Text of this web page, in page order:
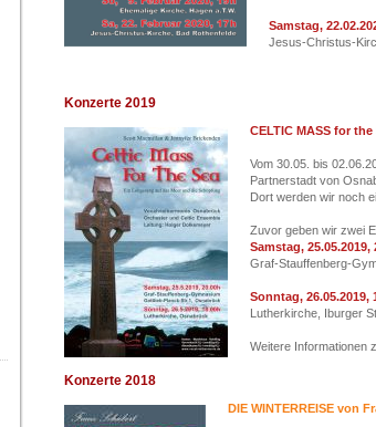
Samstag,
Jesus-Christus-
Konzerte 2019
CELTIC MASS for
Vom 30.05. bis
Partnerstadt von
Dort werden wir noch
Zuvor geben wir zwei
Samstag, 25.05.2019,
Graf-Stauffenberg-
Sonntag, 26.05.2019,
Lutherkirche, Iburger
Weitere Informationen
Konzerte 2018
DIE WINTERREISE von